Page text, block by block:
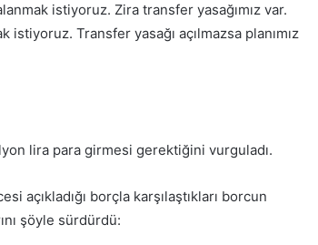
istiyoruz. Zira transfer yasağımız var.
Transfer yasağı açılmazsa planımız
lira para girmesi gerektiğini vurguladı.
açıkladığı borçla karşılaştıkları borcun
şöyle sürdürdü: